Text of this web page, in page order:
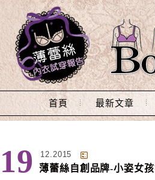
Main Menu
首頁 最新文章
19 12.2015
薄蕾絲自創品牌-小姿女